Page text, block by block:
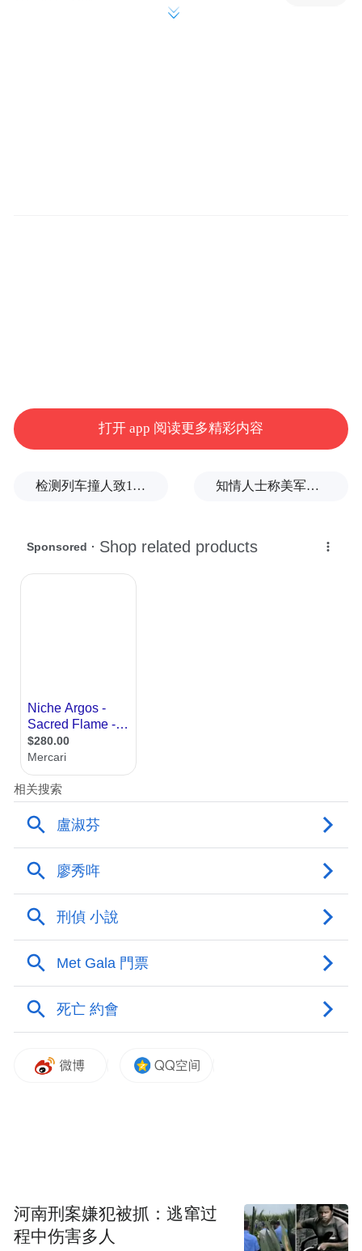
巩俐是首位 获得威尼斯影后的华人女演员，
她在《秋菊打官司》中饰演一位执拗的农村
妇女，为了演好角色，她甚至挺着“假孕肚”
在农村生活数月，让村民都以为她真的怀孕
了！这部电影不仅让她封后，还拿下了金狮
刻。
打开 app 阅读更多精彩内容
检测列车撞人致11死2伤，施工业务外包单位被罚1.5万元 知情人士称美军高层正寻求对伊战事“退出路径”
河南刑案嫌犯被抓：逃窜过
程中伤害多人